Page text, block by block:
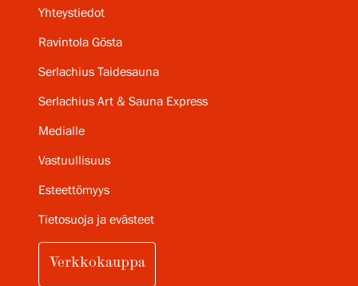
Yhteystiedot
Ravintola Gösta
Serlachius Taidesauna
Serlachius Art & Sauna Express
Medialle
Vastuullisuus
Esteettömyys
Tietosuoja ja evästeet
Verkkokauppa